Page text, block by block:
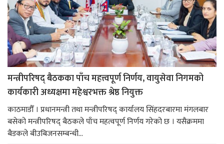
मन्त्रीपरिषद् बैठकका पाँच महत्त्वपूर्ण निर्णय, वायुसेवा निगमको
कार्यकारी अध्यक्षमा महेश्वरभक्त श्रेष्ठ नियुक्त
काठमाडौँ । प्रधानमन्त्री तथा मन्त्रीपरिषद् कार्यालय सिंहदरबारमा मंगलबार
बसेको मन्त्रीपरिषद् बैठकले पाँच महत्वपूर्ण निर्णय गरेको छ । यसैक्रममा
बैडकले बीउबिजनसम्बन्धी...